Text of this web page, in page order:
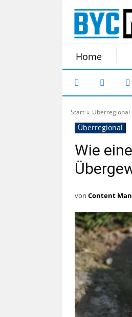
Home
Start Überregional
Überregional
Wie
von Content